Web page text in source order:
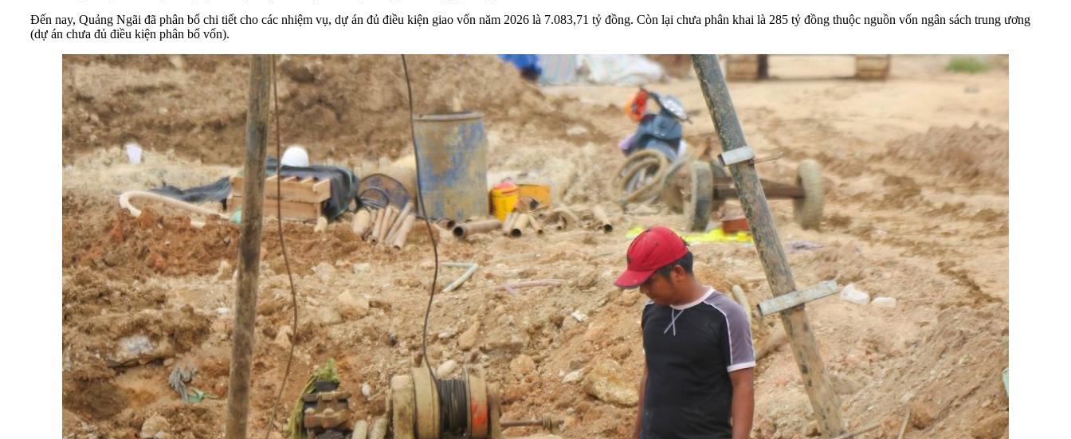
Đến nay, Quảng Ngãi đã phân bổ chi tiết cho các nhiệm vụ, dự án đủ điều kiện giao vốn năm 2026 là 7.083,71 tỷ đồng. Còn lại chưa phân khai là 285 tỷ đồng thuộc nguồn vốn ngân sách trung ương
(dự án chưa đủ điều kiện phân bổ vốn).